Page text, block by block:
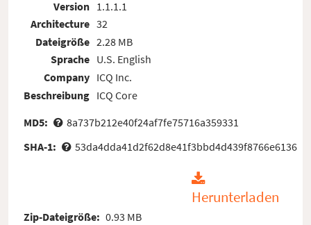
Version
Architecture
Dateigröße
Sprache
Company
Beschreibung
1.1.1.1
32
2.28 MB
U.S. English
ICQ Inc.
ICQ Core
MD5:
8a737b212e40f24af7fe75716a359331
SHA-1:
53da4dda41d2f62d8e41f3bbd4d439f8766e6136
Herunterladen
Zip-Dateigröße: 0.93 MB